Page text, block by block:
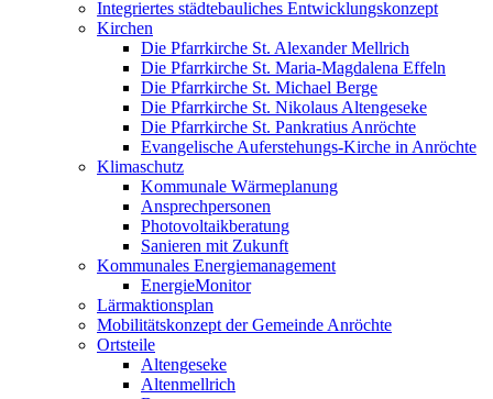
Integriertes städtebauliches Entwicklungskonzept
Kirchen
Die Pfarrkirche St. Alexander Mellrich
Die Pfarrkirche St. Maria-Magdalena Effeln
Die Pfarrkirche St. Michael Berge
Die Pfarrkirche St. Nikolaus Altengeseke
Die Pfarrkirche St. Pankratius Anröchte
Evangelische Auferstehungs-Kirche in Anröchte
Klimaschutz
Kommunale Wärmeplanung
Ansprechpersonen
Photovoltaikberatung
Sanieren mit Zukunft
Kommunales Energiemanagement
EnergieMonitor
Lärmaktionsplan
Mobilitätskonzept der Gemeinde Anröchte
Ortsteile
Altengeseke
Altenmellrich